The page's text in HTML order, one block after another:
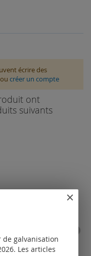
écrire des
ou créer un compte
ont
suivants
galvanisation
Les articles